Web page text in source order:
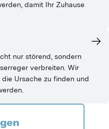
damit Ihr Zuhause
nur störend, sondern
verbreiten. Wir
Ursache zu finden und